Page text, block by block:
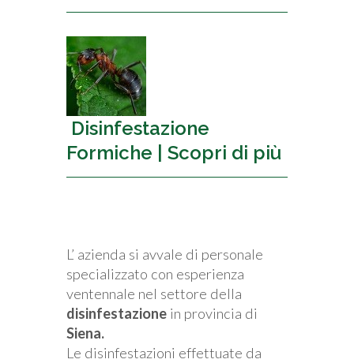
Disinfestazione
Formiche | Scopri di più
L’ azienda si avvale di personale
specializzato con esperienza
ventennale nel settore della
disinfestazione in provincia di
Siena.
Le disinfestazioni effettuate da